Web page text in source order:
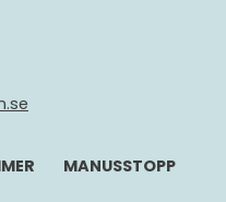
MANUSSTOPP